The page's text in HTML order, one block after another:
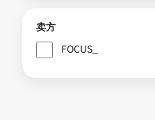
卖方
FOCUS_